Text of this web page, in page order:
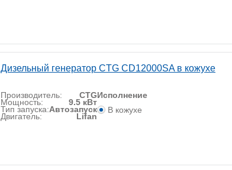
Дизельный генератор CTG CD12000SA в кожухе
Производитель: CTG
Мощность: 9.5 кВт
Тип запуска:Автозапуск
Двигатель: Lifan
Исполнение
В кожухе